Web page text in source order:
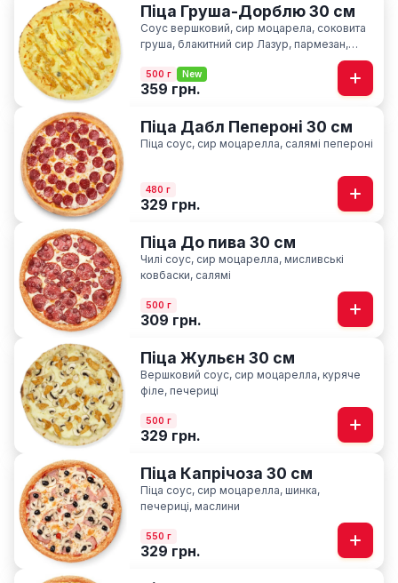
Піца Груша-Дорблю 30 см
Соус вершковий, сир моцарела, соковита
груша, блакитний сир Лазур, пармезан,
500 г New
359 грн.
Піца Дабл Пепероні 30 см
Піца соус, сир моцарелла, салямі пепероні
480 г
329 грн.
Піца До пива 30 см
Чилі соус, сир моцарелла, мисливські
ковбаски, салямі
500 г
309 грн.
Піца Жульєн 30 см
Вершковий соус, сир моцарелла, куряче
філе, печериці
500 г
329 грн.
Піца Капрічоза 30 см
Піца соус, сир моцарелла, шинка,
печериці, маслини
550 г
329 грн.